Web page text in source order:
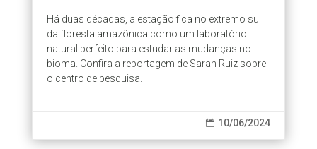
Há duas décadas, a estação fica no extremo sul
da floresta amazônica como um laboratório
natural perfeito para estudar as mudanças no
bioma. Confira a reportagem de Sarah Ruiz sobre
o centro de pesquisa.
 10/06/2024